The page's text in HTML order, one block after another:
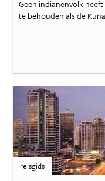
Geen indianenvolk
te behouden als de
reisgids